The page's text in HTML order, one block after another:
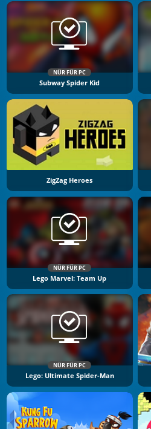
NÜR FÜR PC
Subway Spider Kid
ZigZag Heroes
NÜR FÜR PC
Lego Marvel: Team Up
NÜR FÜR PC
Lego: Ultimate Spider-Man